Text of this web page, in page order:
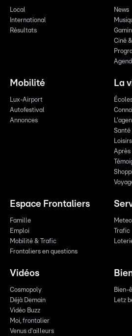
Local
International
Résultats
News
Ciné
Mobilité
Lux-Airport
Autofestival
Annonces
La
Santé
Espace Frontaliers
Famille
Emploi
Mobilité & Trafic
Frontaliers en questions
Meteo
Trafic
Vidéos
Cosmopoly
Déjà Demain
Vidéo Buzz
Moi, frontalier
Venus d'ailleurs
Bien-
Letz